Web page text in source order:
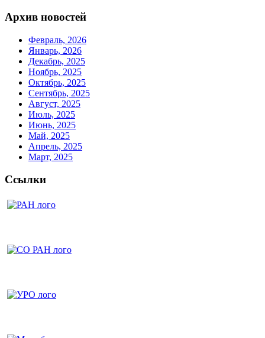
Архив новостей
Февраль, 2026
Январь, 2026
Декабрь, 2025
Ноябрь, 2025
Октябрь, 2025
Сентябрь, 2025
Август, 2025
Июль, 2025
Июнь, 2025
Май, 2025
Апрель, 2025
Март, 2025
Ссылки